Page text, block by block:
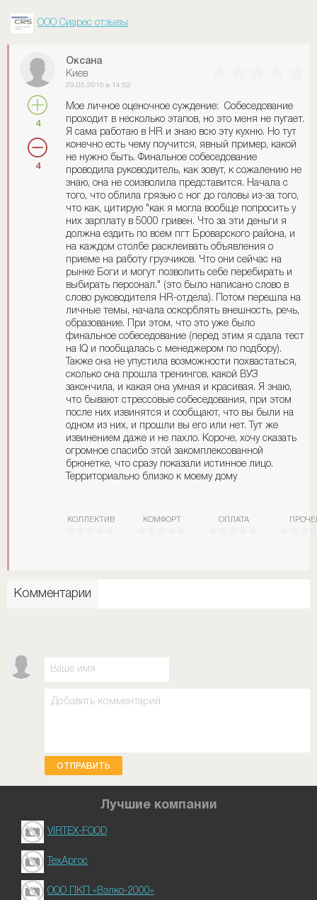
ООО Сиарес отзывы
4
4
Оксана
Киев
29.05.2015 в 14:52
Мое личное оценочное суждение: Собеседование
проходит в несколько этапов, но это меня не пугает.
Я сама работаю в HR и знаю всю эту кухню. Но тут
конечно есть чему поучится, явный пример, какой
не нужно быть. Финальное собеседование
проводила руководитель, как зовут, к сожалению не
знаю, она не соизволила представится. Начала с
того, что облила грязью с ног до головы из-за того,
что как, цитирую "как я могла вообще попросить у
них зарплату в 5000 гривен. Что за эти деньги я
должна ездить по всем пгт Броварского района, и
на каждом столбе расклеивать объявления о
приеме на работу грузчиков. Что они сейчас на
рынке Боги и могут позволить себе перебирать и
выбирать персонал." (это было написано слово в
слово руководителя HR-отдела). Потом перешла на
личные темы, начала оскорблять внешность, речь,
образование. При этом, что это уже было
финальное собеседование (перед этим я сдала тест
на IQ и пообщалась с менеджером по подбору).
Также она не упустила возможности похвастаться,
сколько она прошла тренингов, какой ВУЗ
закончила, и какая она умная и красивая. Я знаю,
что бывают стрессовые собеседования, при этом
после них извинятся и сообщают, что вы были на
одном из них, и прошли вы его или нет. Тут же
извинением даже и не пахло. Короче, хочу сказать
огромное спасибо этой закомплексованной
брюнетке, что сразу показали истинное лицо.
Территориально близко к моему дому
КОЛЛЕКТИВ КОМФОРТ ОПЛАТА
Комментарии
ОТПРАВИТЬ
Лучшие компании
VIRTEX-FOOD
ТехАргос
ООО ПКП «Вэлко-2000»